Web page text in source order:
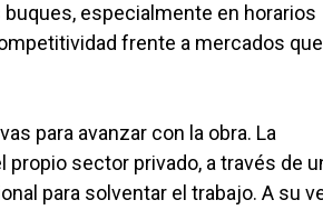
especialmente en horarios
frente a mercados que
para avanzar con la obra. La
sector privado, a través de
para solventar el trabajo. A su